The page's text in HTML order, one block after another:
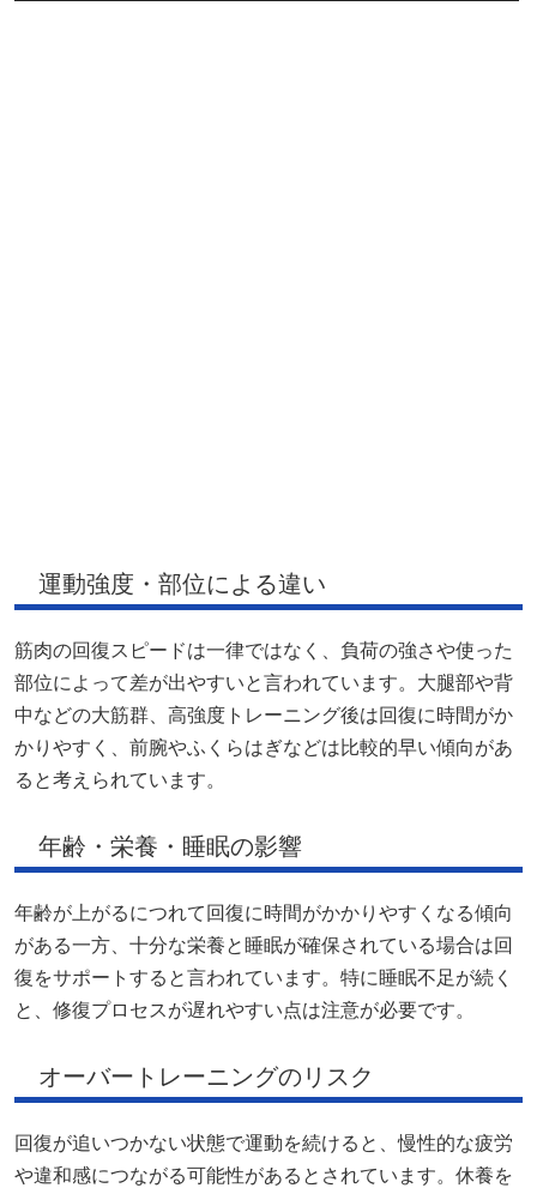
運動強度・部位による違い
筋肉の回復スピードは一律ではなく、負荷の強さや使った
部位によって差が出やすいと言われています。大腿部や背
中などの大筋群、高強度トレーニング後は回復に時間がか
かりやすく、前腕やふくらはぎなどは比較的早い傾向があ
ると考えられています。
年齢・栄養・睡眠の影響
年齢が上がるにつれて回復に時間がかかりやすくなる傾向
がある一方、十分な栄養と睡眠が確保されている場合は回
復をサポートすると言われています。特に睡眠不足が続く
と、修復プロセスが遅れやすい点は注意が必要です。
オーバートレーニングのリスク
回復が追いつかない状態で運動を続けると、慢性的な疲労
や違和感につながる可能性があるとされています。休養を